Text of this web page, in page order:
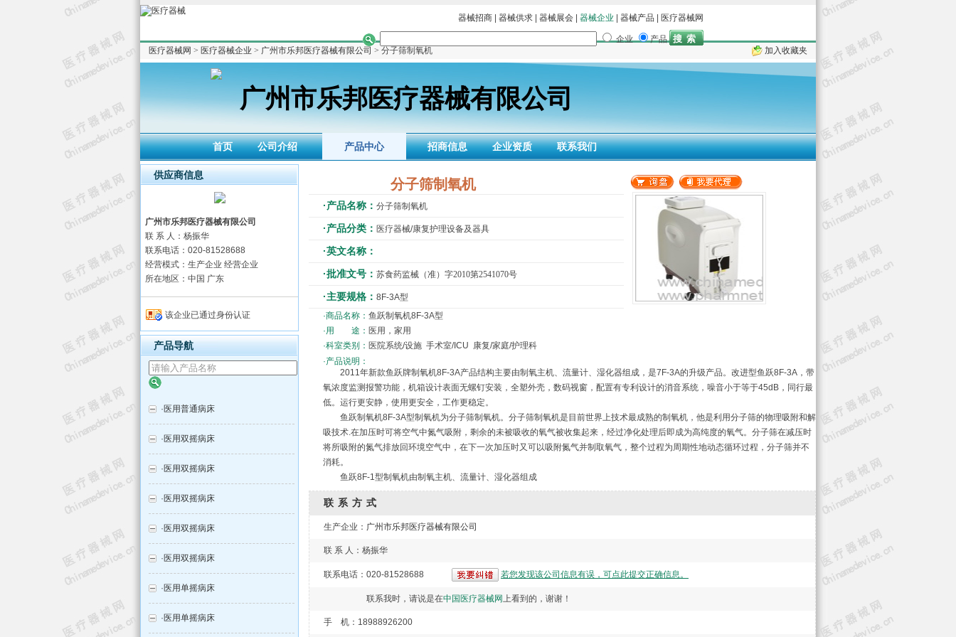
器械招商 器械供求 器械展会 器械企业 器械产品 医疗器械网
企业
产品
医疗器械网 > 医疗器械企业 > 广州市乐邦医疗器械有限公司 > 分子筛制氧机 加入收藏夹
广州市乐邦医疗器械有限公司
首页 公司介绍 产品中心 招商信息 企业资质 联系我们
分子筛制氧机
·产品名称： 分子筛制氧机
·产品分类： 医疗器械/康复护理设备及器具
·英文名称：
·批准文号： 苏食药监械（准）字2010第2541070号
·主要规格： 8F-3A型
·商品名称： 鱼跃制氧机8F-3A型
·用 途： 医用，家用
·科室类别： 医院系统/设施 手术室/ICU 康复/家庭/护理科
·产品说明：
2011年新款鱼跃牌制氧机8F-3A产品结构主要由制氧主机、流量计、湿化器组成，是7F-3A的升级产品。改进型鱼跃8F-3A，带
氧浓度监测报警功能，机箱设计表面无螺钉安装，全塑外壳，数码视窗，配置有专利设计的消音系统，噪音小于等于45dB，同行最
低。运行更安静，使用更安全，工作更稳定。
鱼跃制氧机8F-3A型制氧机为分子筛制氧机。分子筛制氧机是目前世界上技术最成熟的制氧机，他是利用分子筛的物理吸附和解
吸技术.在加压时可将空气中氮气吸附，剩余的未被吸收的氧气被收集起来，经过净化处理后即成为高纯度的氧气。分子筛在减压时
将所吸附的氮气排放回环境空气中，在下一次加压时又可以吸附氮气并制取氧气，整个过程为周期性地动态循环过程，分子筛并不
消耗。
鱼跃8F-1型制氧机由制氧主机、流量计、湿化器组成
联系方式
生产企业： 广州市乐邦医疗器械有限公司
联 系 人：杨振华
联系电话：020-81528688 若您发现该公司信息有误，可点此提交正确信息。
联系我时，请说是在中国医疗器械网上看到的，谢谢！
手 机：18988926200
供应商信息
广州市乐邦医疗器械有限公司
联 系 人：杨振华
联系电话：020-81528688
经营模式：生产企业 经营企业
所在地区：中国 广东
该企业已通过身份认证
产品导航
· 医用普通病床
· 医用双摇病床
· 医用双摇病床
· 医用双摇病床
· 医用双摇病床
· 医用双摇病床
· 医用单摇病床
· 医用单摇病床